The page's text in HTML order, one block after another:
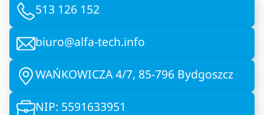
513 126 152
biuro@alfa-tech.info
WAŃKOWICZA 4/7, 85-796 Bydgoszcz
NIP: 5591633951